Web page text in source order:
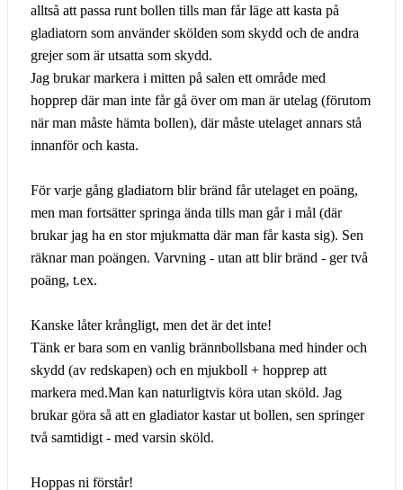
alltså att passa runt bollen tills man får läge att kasta på
gladiatorn som använder skölden som skydd och de andra
grejer som är utsatta som skydd.
Jag brukar markera i mitten på salen ett område med
hopprep där man inte får gå över om man är utelag (förutom
när man måste hämta bollen), där måste utelaget annars stå
innanför och kasta.
För varje gång gladiatorn blir bränd får utelaget en poäng,
men man fortsätter springa ända tills man går i mål (där
brukar jag ha en stor mjukmatta där man får kasta sig). Sen
räknar man poängen. Varvning - utan att blir bränd - ger två
poäng, t.ex.
Kanske låter krångligt, men det är det inte!
Tänk er bara som en vanlig brännbollsbana med hinder och
skydd (av redskapen) och en mjukboll + hopprep att
markera med.Man kan naturligtvis köra utan sköld. Jag
brukar göra så att en gladiator kastar ut bollen, sen springer
två samtidigt - med varsin sköld.
Hoppas ni förstår!